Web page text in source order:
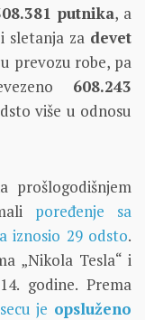
putnika, a
sletanja za devet
prevozu robe, pa
608.243
više u odnosu
prošlogodišnjem
poređenje sa
iznosio 29 odsto.
„Nikola Tesla“ i
godine. Prema
je opsluženo